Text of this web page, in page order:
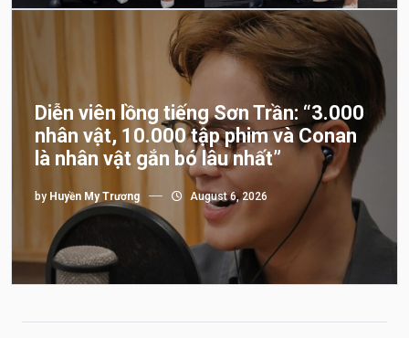
Diễn viên lồng tiếng Sơn Trần: “3.000
nhân vật, 10.000 tập phim và Conan
là nhân vật gắn bó lâu nhất”
by Huyền My Trương August 6, 2026